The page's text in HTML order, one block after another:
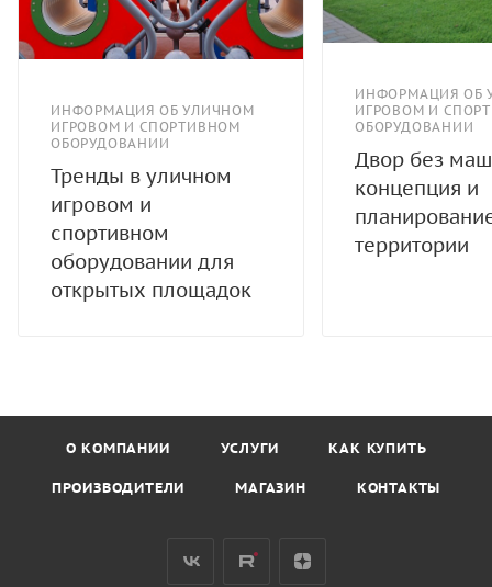
ИНФОРМАЦИЯ ОБ УЛИЧНОМ
ИГРОВОМ И СПОРТИВНОМ
ОБОРУДОВАНИИ
Тренды в уличном
игровом и
спортивном
оборудовании для
открытых площадок
ИНФОРМАЦИЯ ОБ
ИГРОВОМ И
ОБОРУДОВАНИИ
Двор без
концепция и
территории
О КОМПАНИИ УСЛУГИ КАК КУПИТЬ
ПРОИЗВОДИТЕЛИ МАГАЗИН КОНТАКТЫ